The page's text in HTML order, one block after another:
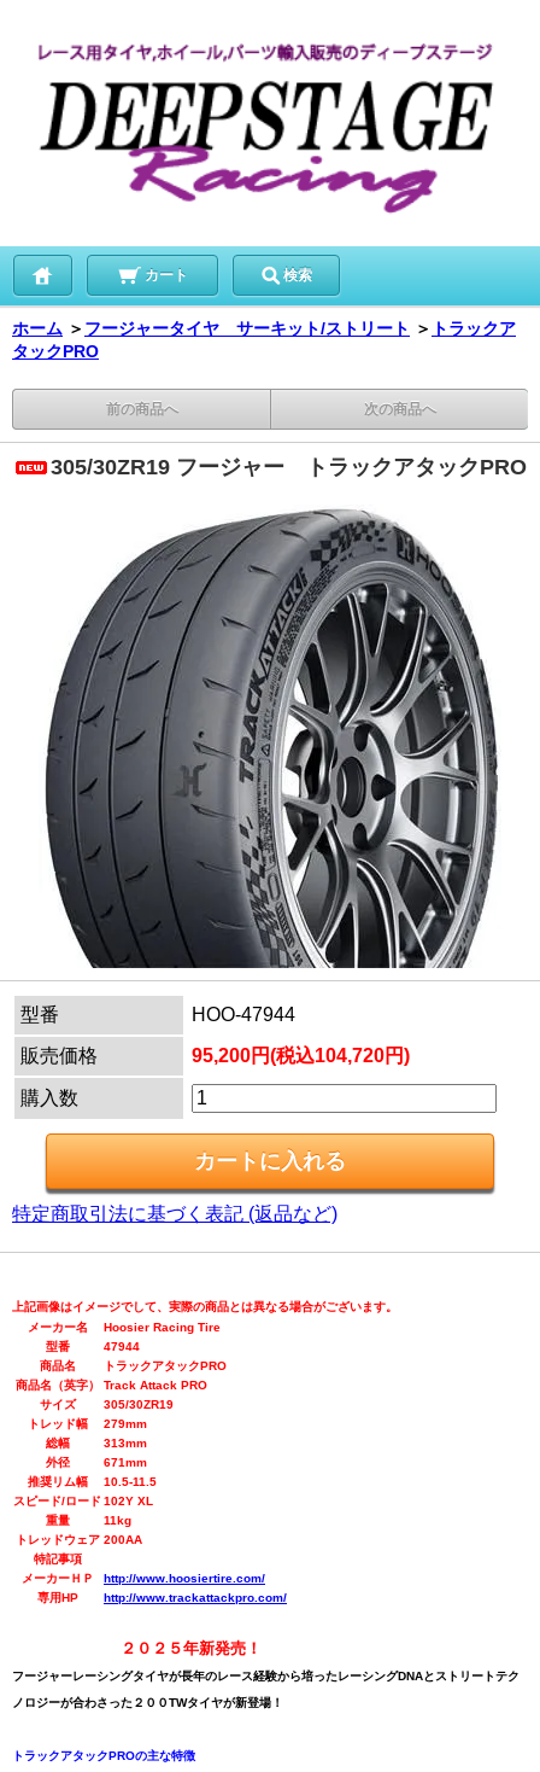
カート 検索
ホーム ＞ フージャータイヤ サーキット/ストリート ＞ トラックア
タックPRO
前の商品へ 次の商品へ
305/30ZR19 フージャー トラックアタックPRO
型番
HOO-47944
販売価格
95,200円(税込104,720円)
購入数
特定商取引法に基づく表記 (返品など)
上記画像はイメージでして、実際の商品とは異なる場合がございます。
メーカー名
Hoosier Racing Tire
型番
47944
商品名
トラックアタックPRO
商品名（英字）
Track Attack PRO
サイズ
305/30ZR19
トレッド幅
279mm
総幅
313mm
外径
671mm
推奨リム幅
10.5-11.5
スピード/ロード 102Y XL
重量
11kg
トレッドウェア 200AA
特記事項
メーカーＨＰ
http://www.hoosiertire.com/
専用HP
http://www.trackattackpro.com/
２０２５年新発売！
フージャーレーシングタイヤが長年のレース経験から培ったレーシングDNAとストリートテク
ノロジーが合わさった２００TWタイヤが新登場！
トラックアタックPROの主な特徴